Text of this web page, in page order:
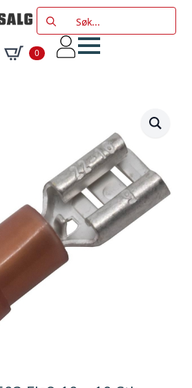
Search
for:
0